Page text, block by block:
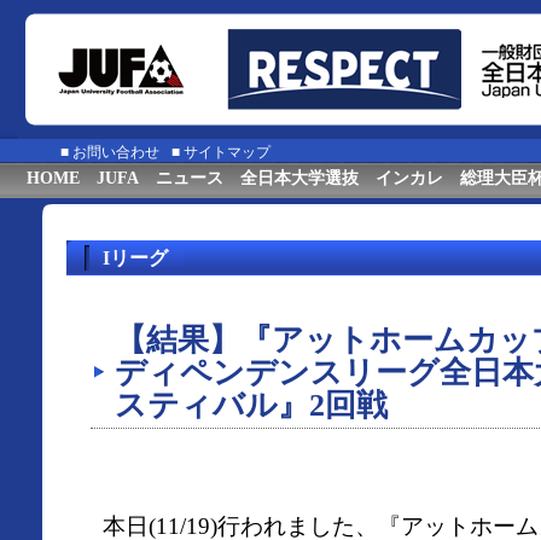
■ お問い合わせ ■ サイトマップ
HOME JUFA ニュース 全日本大学選抜 インカレ 総理大臣
Iリーグ
【結果】『アットホームカ
ディペンデンスリーグ全日
スティバル』2回戦
本日(11/19)行われました、『アットホー